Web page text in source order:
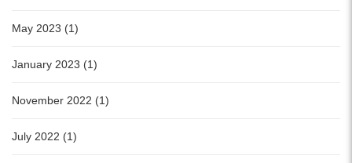
May 2023 (1)
January 2023 (1)
November 2022 (1)
July 2022 (1)